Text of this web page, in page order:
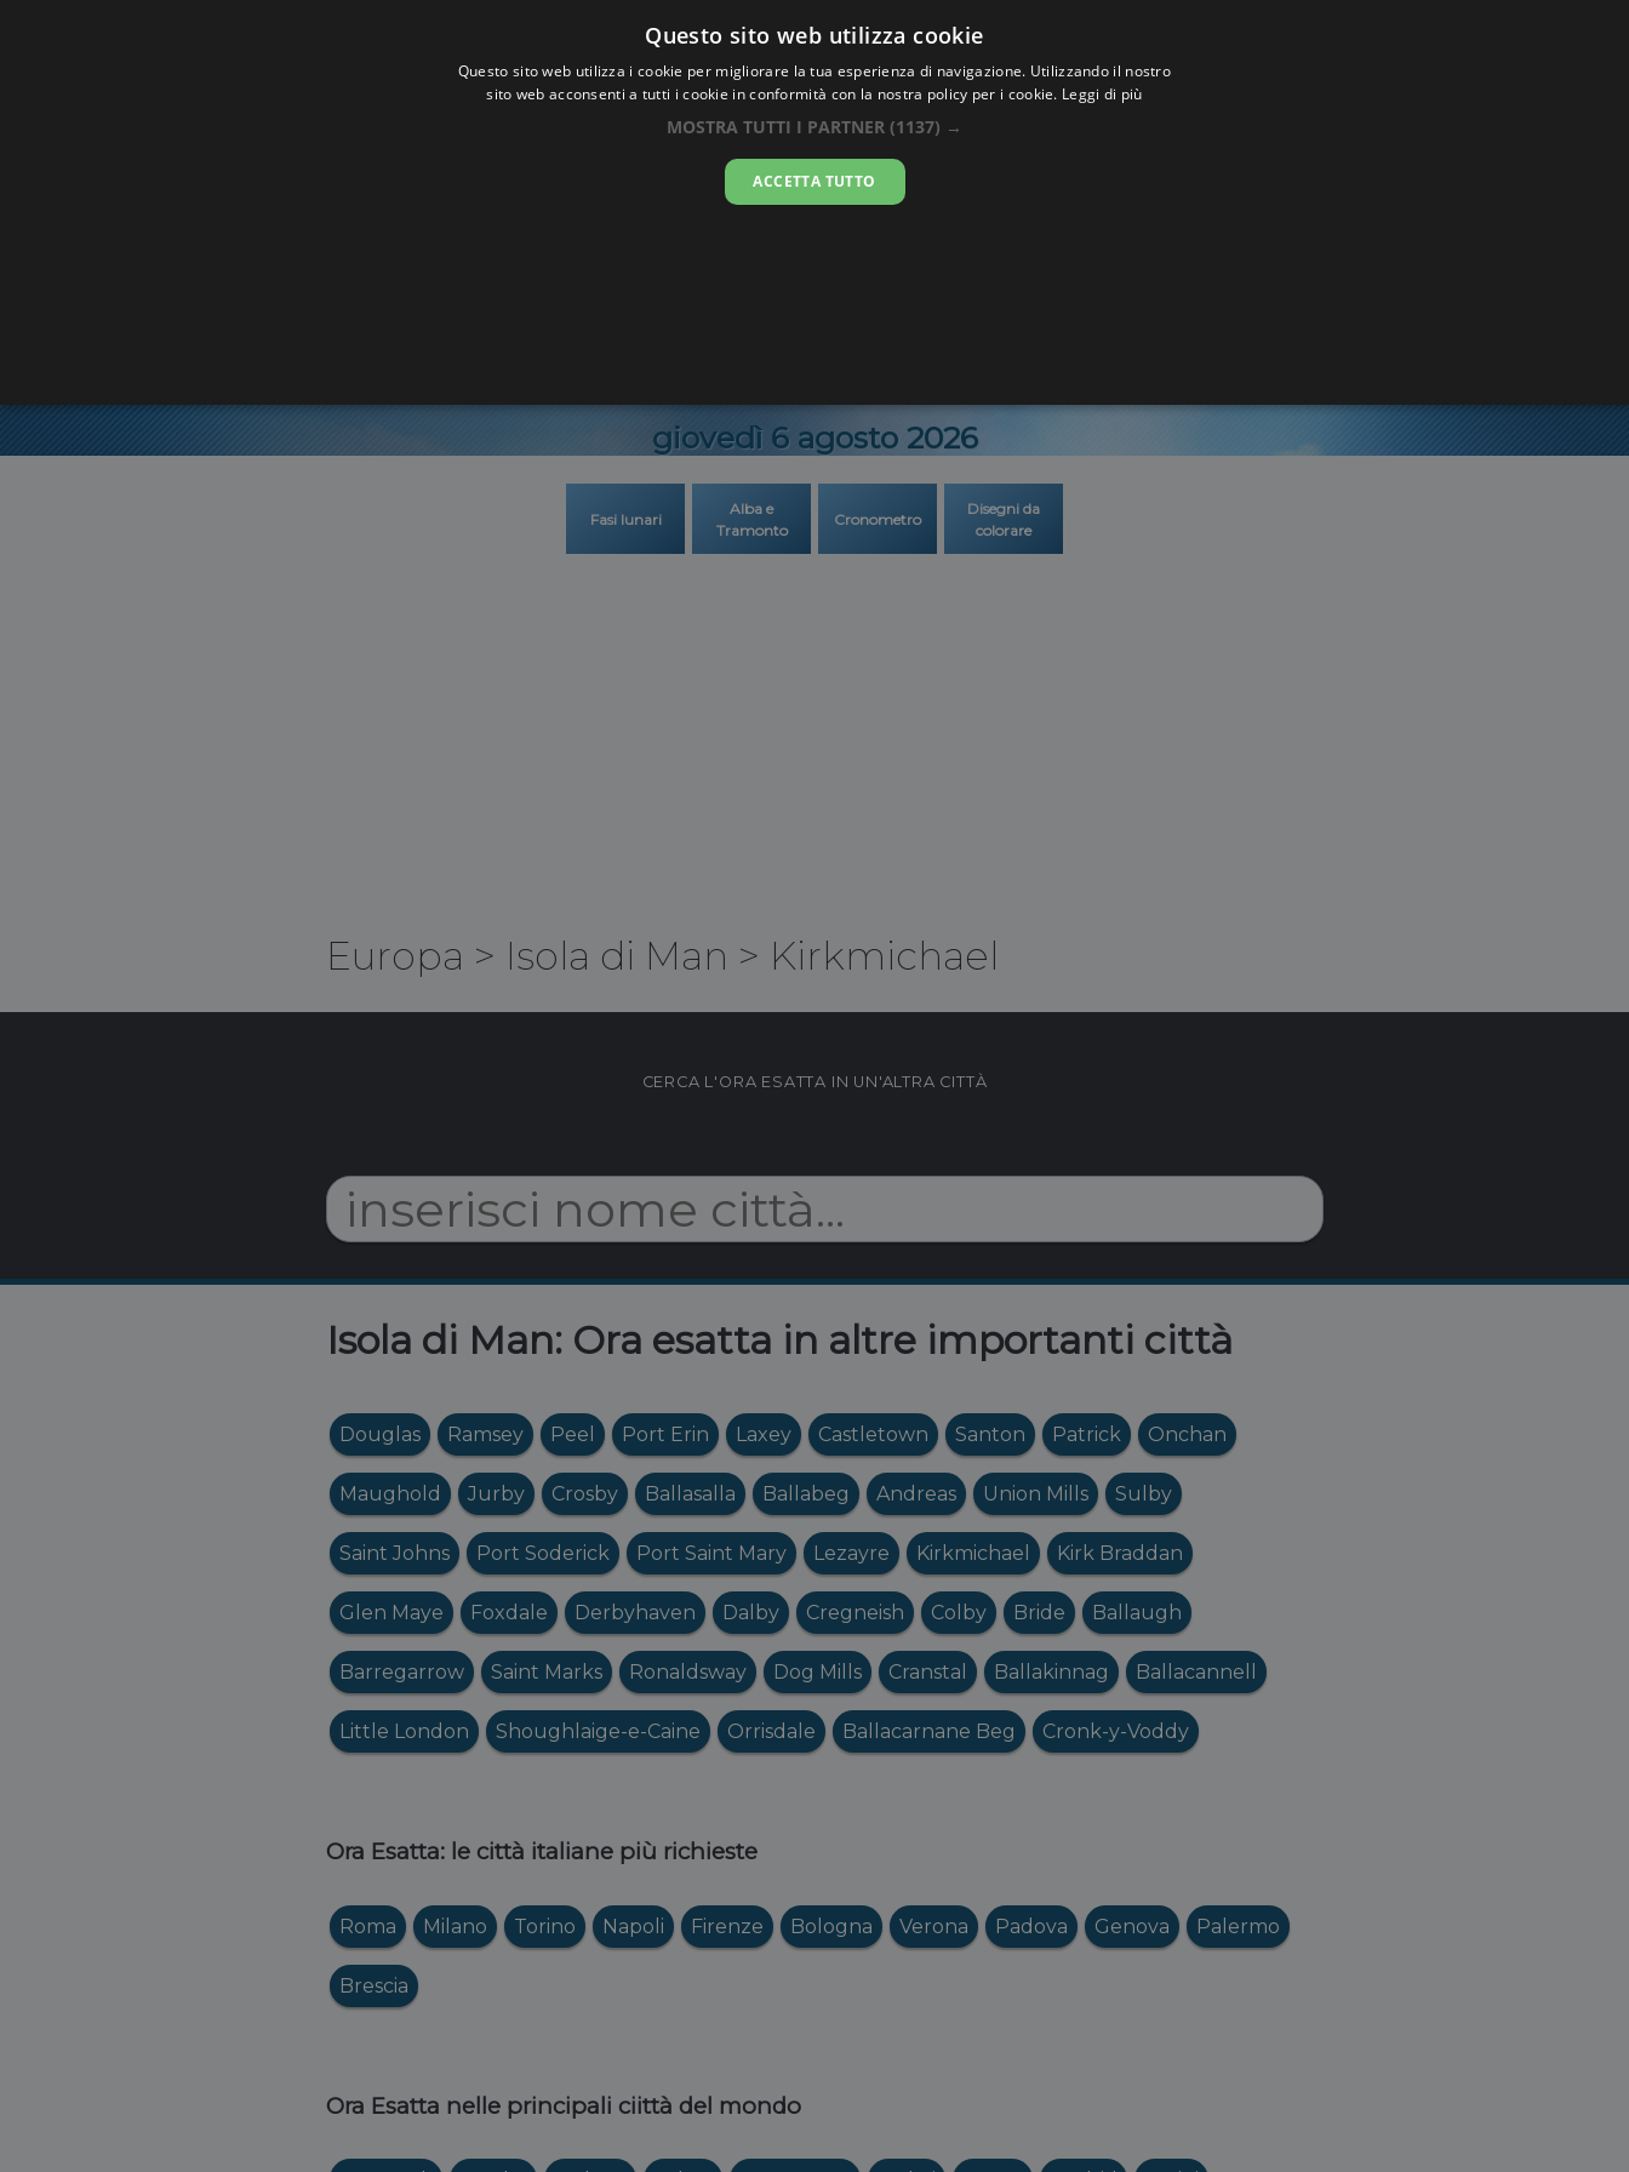
Oraesatta.co
Ora EsattaKirkmichael
giovedì 6 agosto 2026
Fasi lunari
Alba e
Tramonto
Cronometro
Disegni da
colorare
Europa > Isola di Man > Kirkmichael
CERCA L'ORA ESATTA IN UN'ALTRA CITTÀ
Isola di Man: Ora esatta in altre importanti città
Douglas Ramsey Peel Port Erin Laxey Castletown Santon Patrick Onchan
Maughold Jurby Crosby Ballasalla Ballabeg Andreas Union Mills Sulby
Saint Johns Port Soderick Port Saint Mary Lezayre Kirkmichael Kirk Braddan
Glen Maye Foxdale Derbyhaven Dalby Cregneish Colby Bride Ballaugh
Barregarrow Saint Marks Ronaldsway Dog Mills Cranstal Ballakinnag Ballacannell
Little London Shoughlaige-e-Caine Orrisdale Ballacarnane Beg Cronk-y-Voddy
Ora Esatta: le città italiane più richieste
Roma Milano Torino Napoli Firenze Bologna Verona Padova Genova Palermo
Brescia
Ora Esatta nelle principali ciittà del mondo
Questo sito web utilizza cookie
Questo sito web utilizza i cookie per migliorare la tua esperienza di navigazione. Utilizzando il nostro
sito web acconsenti a tutti i cookie in conformità con la nostra policy per i cookie. Leggi di più
MOSTRA TUTTI I PARTNER (1137) →
ACCETTA TUTTO